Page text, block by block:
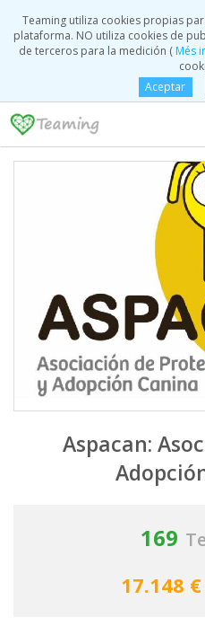
Teaming utiliza cookies propias
plataforma. NO utiliza cookies de
de terceros para la medición (Més
Aceptar
Aspacan:
169
17.148 €